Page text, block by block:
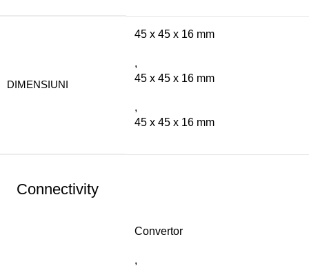
DIMENSIUNI
45 x 45 x 16 mm
,
45 x 45 x 16 mm
,
45 x 45 x 16 mm
Connectivity
Convertor
,